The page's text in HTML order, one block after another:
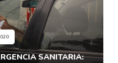
SANITARIA: